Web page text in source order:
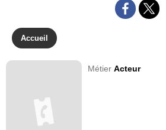
Accueil
MétierActeur